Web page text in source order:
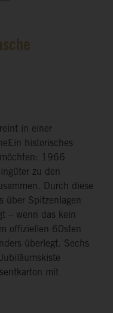
in einer
historisches
1966
zu den
Durch diese
über Spitzenlagen
– wenn das kein
offiziellen 60sten
überlegt. Sechs
mit